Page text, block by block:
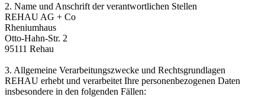
2. Name und Anschrift der verantwortlichen Stellen
REHAU AG + Co
Rheniumhaus
Otto-Hahn-Str. 2
95111 Rehau
3. Allgemeine Verarbeitungszwecke und Rechtsgrundlagen
REHAU erhebt und verarbeitet Ihre personenbezogenen Daten
insbesondere in den folgenden Fällen: